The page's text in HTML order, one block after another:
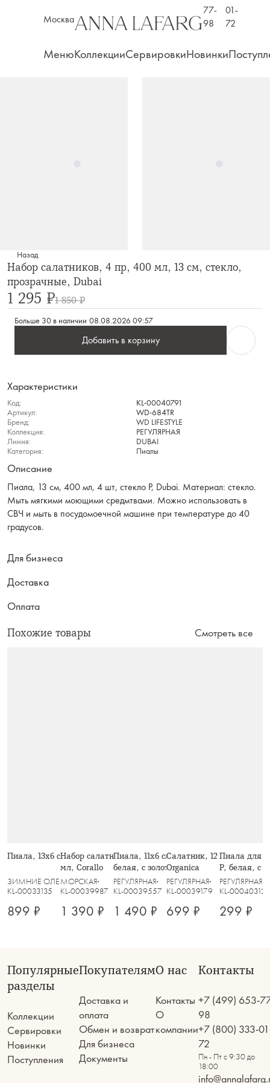
Москва
77-
98
01-
72
МенюКоллекцииСервировкиНовинки
Назад
Набор салатников, 4 пр, 400 мл, 13 см, стекло,
прозрачные, Dubai
1 295 ₽1 850 ₽
Больше 30 в наличии 08.08.2026 09:57
Добавить в корзину
Характеристики
Код:
KL-00040791
Артикул:
WD-684TR
Бренд:
WD LIFESTYLE
Коллекция:
РЕГУЛЯРНАЯ
Линия:
DUBAI
Категория:
Пиалы
Описание
Пиала, 13 см, 400 мл, 4 шт, стекло Р, Dubai. Материал: стекло.
Мыть мягкими моющими средмтвами. Можно использовать в
СВЧ и мыть в посудомоечной машине при температуре до 40
градусов.
Для бизнеса
Доставка
Оплата
Похожие товары Смотреть все
Пиала, 13х6 см, стекло Р, Saltaire
ЗИМНИЕ ОЛЕНИ
KL-00033135
899 ₽
Набор салатников, 2 пр, 11 см, 280
мл, Corallo
МОРСКАЯ
KL-00039987
1 390 ₽
Пиала, 11х6 см, 2 шт, фарфор N,
белая, с золотистым орнаментом,
Golden
РЕГУЛЯРНАЯ
KL-00039557
1 490 ₽
Салатник, 12 см, 0.4 л,
Organica
РЕГУЛЯРНАЯ
KL-00039179
699 ₽
Пиала для
P, белая, с
White
РЕГУЛЯРНАЯ
KL-00040312
299 ₽
Популярные
разделы
Коллекции
Сервировки
Новинки
Поступления
Покупателям
Доставка и
оплата
Обмен и возврат
Для бизнеса
Документы
О нас
Контакты
О
компании
Контакты
+7 (499) 653-
98
+7 (800) 333-
72
Пн - Пт с 9:30 до
18:00